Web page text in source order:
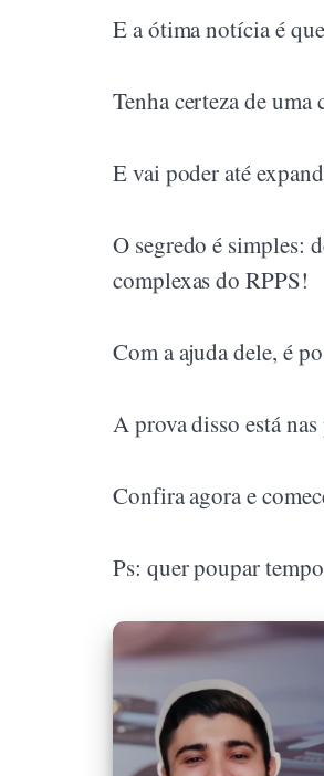
E a ótima notícia é
Tenha certeza de
E vai poder até
O segredo é simples:
complexas do RPPS!
Com a ajuda dele, é
A prova disso está
Confira agora e
Ps: quer poupar